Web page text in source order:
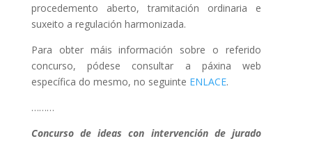
procedemento aberto, tramitación ordinaria e
suxeito a regulación harmonizada.
Para obter máis información sobre o referido
concurso, pódese consultar a páxina web
específica do mesmo, no seguinte ENLACE.
………
Concurso de ideas con intervención de jurado